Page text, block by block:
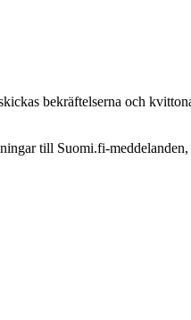
bekräftelserna och
till Suomi.fi-